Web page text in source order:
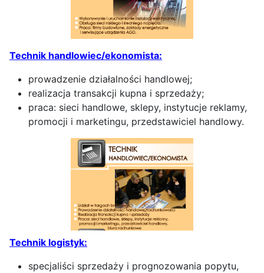
Technik handlowiec/ekonomista:
prowadzenie działalności handlowej;
realizacja transakcji kupna i sprzedaży;
praca: sieci handlowe, sklepy, instytucje reklamy,
promocji i marketingu, przedstawiciel handlowy.
Technik logistyk:
specjaliści sprzedaży i prognozowania popytu,